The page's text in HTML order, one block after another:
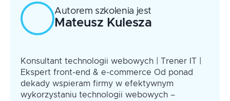
Autorem szkolenia jest
Mateusz Kulesza
Konsultant technologii webowych | Trener IT |
Ekspert front-end & e-commerce Od ponad
dekady wspieram firmy w efektywnym
wykorzystaniu technologii webowych –